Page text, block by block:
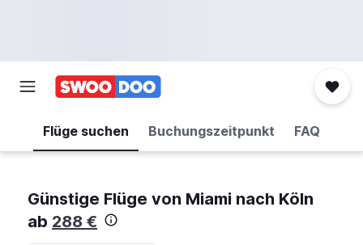
Flüge suchen Buchungszeitpunkt FAQ
Günstige Flüge von Miami nach Köln
ab 288 €